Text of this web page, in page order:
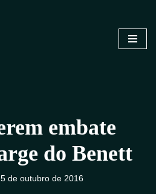
embate
do Benett
5 de outubro de 2016